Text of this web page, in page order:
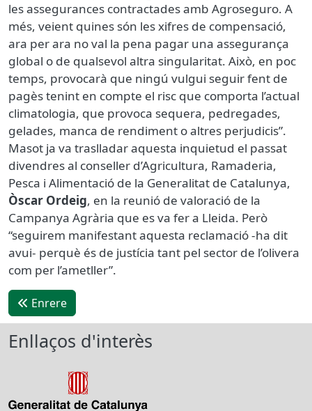
les assegurances contractades amb Agroseguro. A
més, veient quines són les xifres de compensació,
ara per ara no val la pena pagar una assegurança
global o de qualsevol altra singularitat. Això, en poc
temps, provocarà que ningú vulgui seguir fent de
pagès tenint en compte el risc que comporta l’actual
climatologia, que provoca sequera, pedregades,
gelades, manca de rendiment o altres perjudicis”.
Masot ja va traslladar aquesta inquietud el passat
divendres al conseller d’Agricultura, Ramaderia,
Pesca i Alimentació de la Generalitat de Catalunya,
Òscar Ordeig, en la reunió de valoració de la
Campanya Agrària que es va fer a Lleida. Però
“seguirem manifestant aquesta reclamació -ha dit
avui- perquè és de justícia tant pel sector de l’olivera
com per l’ametller”.
Enrere
Enllaços d'interès